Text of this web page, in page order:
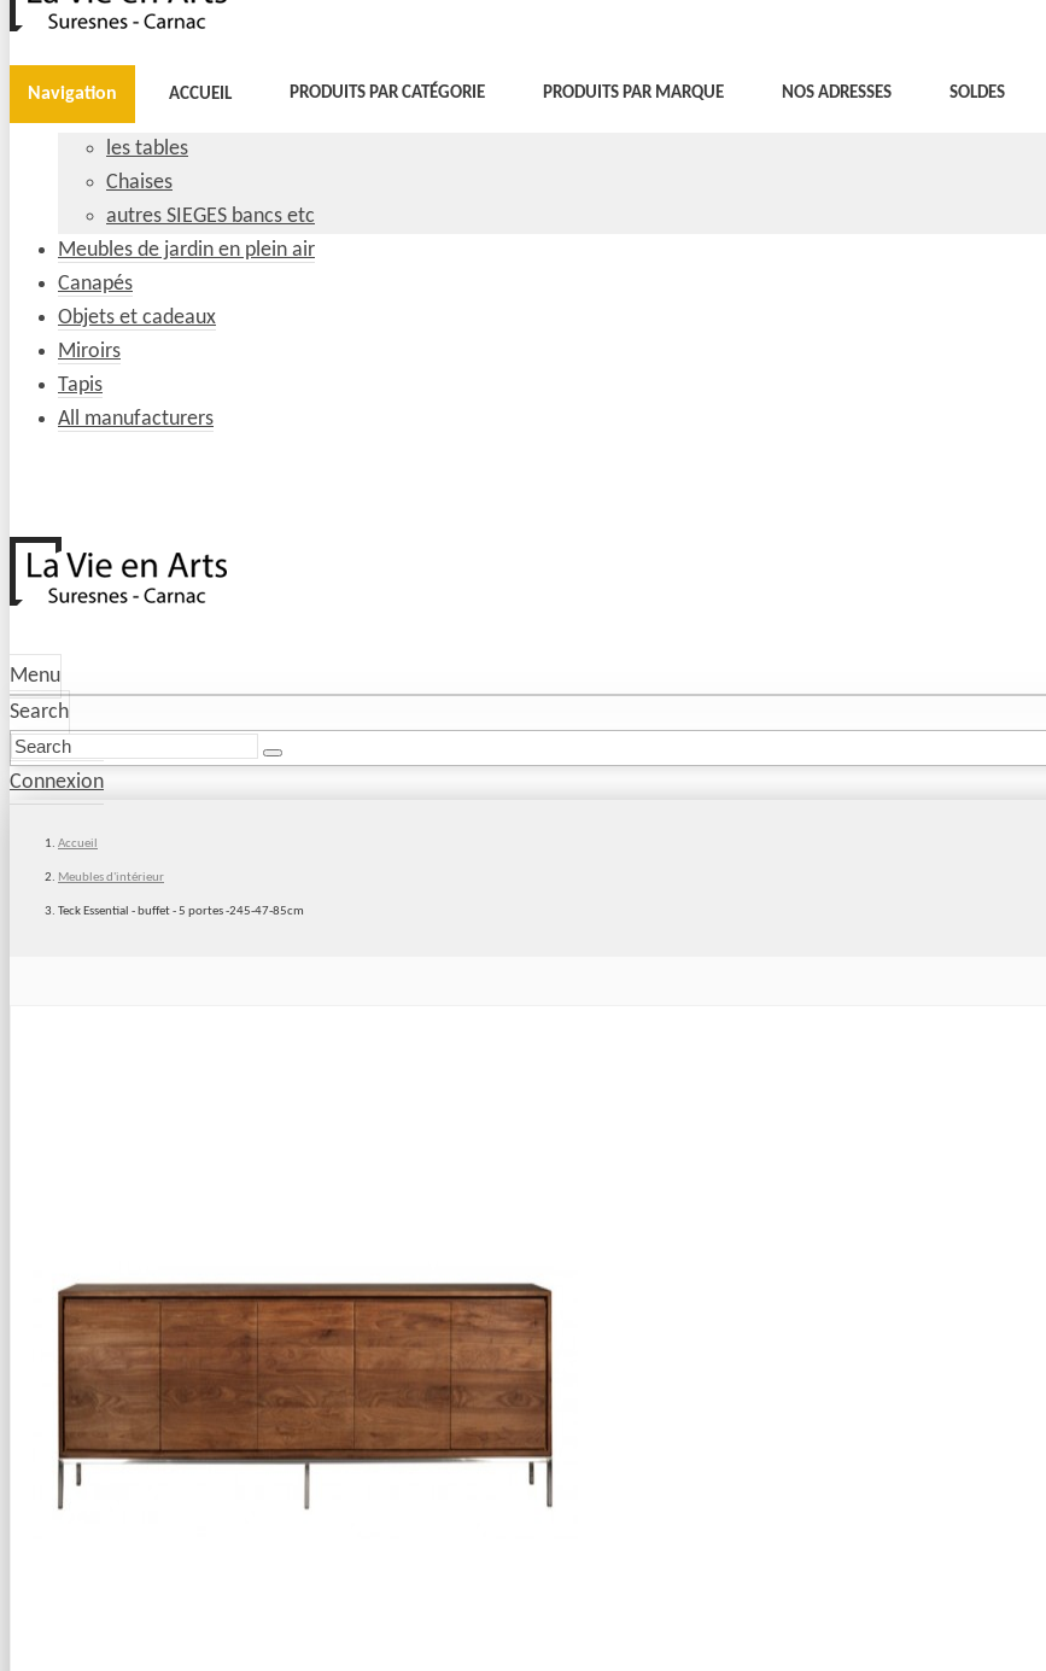
Navigation ACCUEIL PRODUITS PAR CATÉGORIE PRODUITS PAR MARQUE NOS ADRESSES SOLDES
les tables
Chaises
autres SIEGES bancs etc
Meubles de jardin en plein air
Canapés
Objets et cadeaux
Miroirs
Tapis
All manufacturers
Menu
Search
Connexion
Accueil
Meubles d'intérieur
Teck Essential - buffet - 5 portes -245-47-85cm